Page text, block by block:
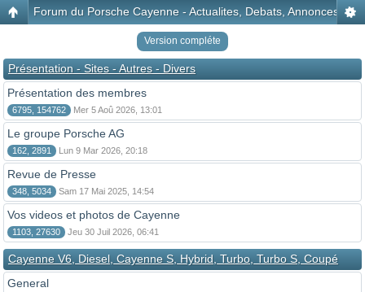
Forum du Porsche Cayenne - Actualites, Debats, Annonces,
Version compléte
Présentation - Sites - Autres - Divers
Présentation des membres
6795, 154762 Mer 5 Aoû 2026, 13:01
Le groupe Porsche AG
162, 2891 Lun 9 Mar 2026, 20:18
Revue de Presse
348, 5034 Sam 17 Mai 2025, 14:54
Vos videos et photos de Cayenne
1103, 27630 Jeu 30 Juil 2026, 06:41
Cayenne V6, Diesel, Cayenne S, Hybrid, Turbo, Turbo S, Coupé
General